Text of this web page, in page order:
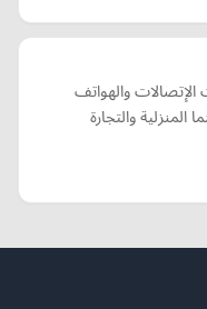
الإتصالات والهواتف
المنزلية والتجارة